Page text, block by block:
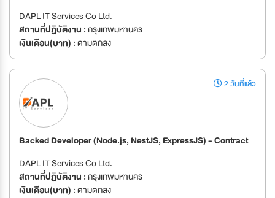
DAPL IT Services Co Ltd.
สถานที่ปฏิบัติงาน :กรุงเทพมหานคร
เงินเดือน(บาท) :ตามตกลง
2 วันที่แล้ว
Backed Developer (Node.js, NestJS, ExpressJS) - Contract
DAPL IT Services Co Ltd.
สถานที่ปฏิบัติงาน :กรุงเทพมหานคร
เงินเดือน(บาท) :ตามตกลง